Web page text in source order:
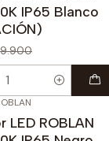
IP65 Blanco
LED ROBLAN